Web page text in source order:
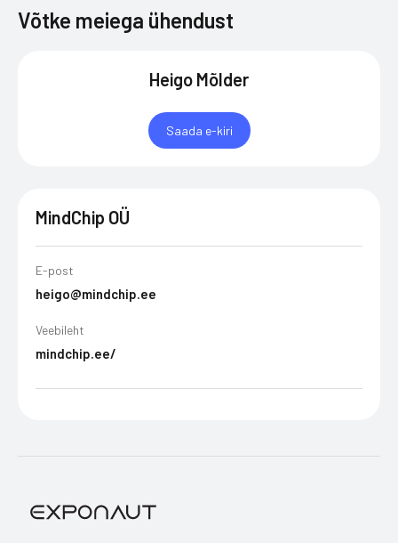
Võtke meiega ühendust
Heigo Mõlder
Saada e-kiri
MindChip OÜ
E-post
heigo@mindchip.ee
Veebileht
mindchip.ee/